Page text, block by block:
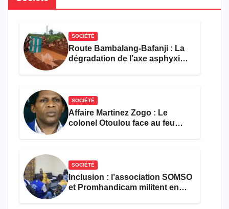
SOCIÉTÉ
Route Bambalang-Bafanji : La
dégradation de l’axe asphyxie
SOCIÉTÉ
Affaire Martinez Zogo : Le
colonel Otoulou face au feu
SOCIÉTÉ
Inclusion : l’association SOMSO
et Promhandicam militent en